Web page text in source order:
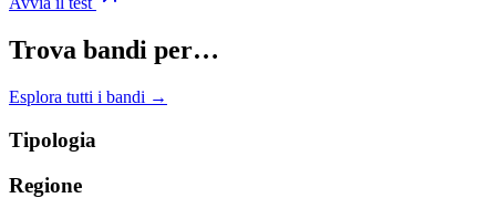
Trova bandi per…
Esplora tutti i bandi →
Tipologia
Regione